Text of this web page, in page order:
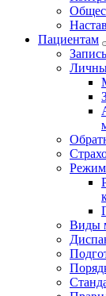
Пациентам
Режим
Виды